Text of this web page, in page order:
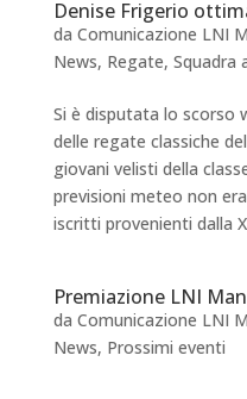
Denise Frigerio
da Comunicazione LNI
News, Regate, Squadra
Si è disputata lo scorso
delle regate classiche
giovani velisti della
previsioni meteo non
iscritti provenienti dalla
Premiazione LNI
da Comunicazione LNI
News, Prossimi eventi